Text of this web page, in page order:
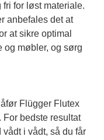
fri for løst materiale.
anbefales det at
at sikre optimal
møbler, og sørg
Flügger Flutex
For bedste resultat
i vådt, så du får